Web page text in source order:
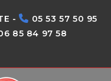
-
05 53 57 50 95
85 84 97 58